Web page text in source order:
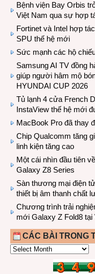
Bệnh viện Bay Orbis
Việt Nam qua sự hợp
Fortinet và Intel hợp
SPU thế hệ mới
Sức mạnh các hộ
Samsung AI TV đồng
giúp người hâm mộ
HYUNDAI CUP 2026
Tủ lạnh 4 cửa French
InstaView thế hệ mới
MacBook Pro đã thay
Chip Qualcomm tăng
linh kiện tăng cao
Một cái nhìn đầu tiên
Galaxy Z8 Series
Sàn thương mại điện
thiết bị âm thanh chất
Chương trình trải
mới Galaxy Z Fold8 tại
CÁC BÀI TRONG
CÁC